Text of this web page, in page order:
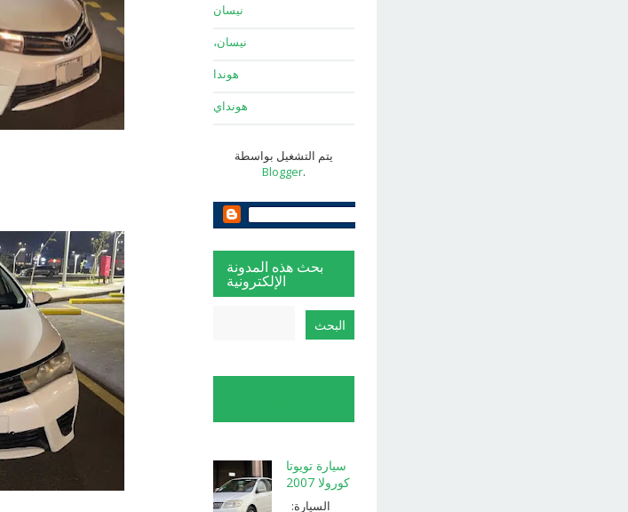
نيسان
نيسان،
هوندا
هونداي
يتم التشغيل بواسطة
Blogger.
بحث هذه المدونة
الإلكترونية
سيارة تويوتا
كورولا 2007